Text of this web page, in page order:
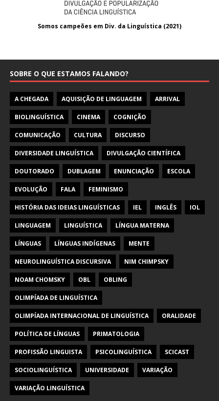
Somos campeões em Div. da Linguística (2021)
SOBRE O QUE ESTAMOS FALANDO?
A CHEGADA AQUISIÇÃO DE LINGUAGEM ARRIVAL
BIOLINGUÍSTICA CINEMA COGNIÇÃO
COMUNICAÇÃO CULTURA DISCURSO
DIVERSIDADE LINGUÍSTICA DIVULGAÇÃO CIENTÍFICA
DOUTORADO DUBLAGEM ENUNCIAÇÃO ESCOLA
EVOLUÇÃO FALA FEMINISMO
HISTÓRIA DAS IDEIAS LINGUÍSTICAS IEL INGLÊS IOL
LINGUAGEM LINGUÍSTICA LÍNGUA MATERNA
LÍNGUAS LÍNGUAS INDÍGENAS MENTE
NEUROLINGUÍSTICA DISCURSIVA NIM CHIMPSKY
NOAM CHOMSKY OBL OBLING
OLIMPÍADA DE LINGUÍSTICA
OLIMPÍADA INTERNACIONAL DE LINGUÍSTICA ORALIDADE
POLÍTICA DE LÍNGUAS PRIMATOLOGIA
PROFISSÃO LINGUISTA PSICOLINGUÍSTICA SCICAST
SOCIOLINGUÍSTICA UNIVERSIDADE VARIAÇÃO
VARIAÇÃO LINGUÍSTICA